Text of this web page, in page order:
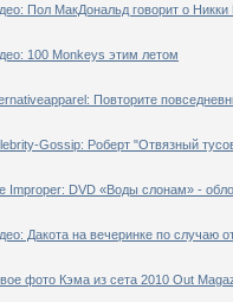
Пол МакДональд говорит о Никки
100 Monkeys этим летом
Повторите
Gossip: Роберт "Отвязный
Improper: DVD «Воды слонам» -
Дакота на вечеринке по случаю
фото Кэма из сета 2010 Out